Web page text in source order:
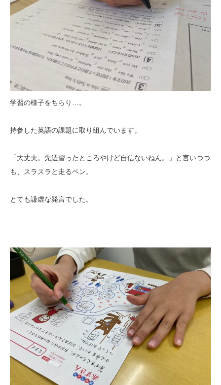
学習の様子をちらり…。
持参した英語の課題に取り組んでいます。
「大丈夫。先週習ったところやけど自信ないねん。」と言いつつ
も、スラスラと走るペン。
とても謙虚な発言でした。